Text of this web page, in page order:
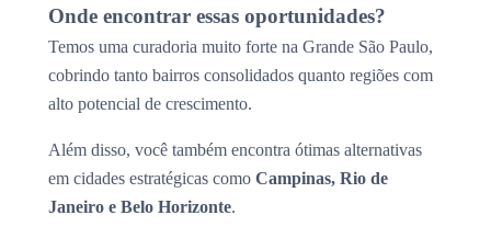
Onde encontrar essas oportunidades?
Temos uma curadoria muito forte na Grande São Paulo,
cobrindo tanto bairros consolidados quanto regiões com
alto potencial de crescimento.
Além disso, você também encontra ótimas alternativas
em cidades estratégicas como Campinas, Rio de
Janeiro e Belo Horizonte.